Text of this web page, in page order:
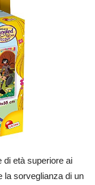
di età superiore ai
la sorveglianza di un